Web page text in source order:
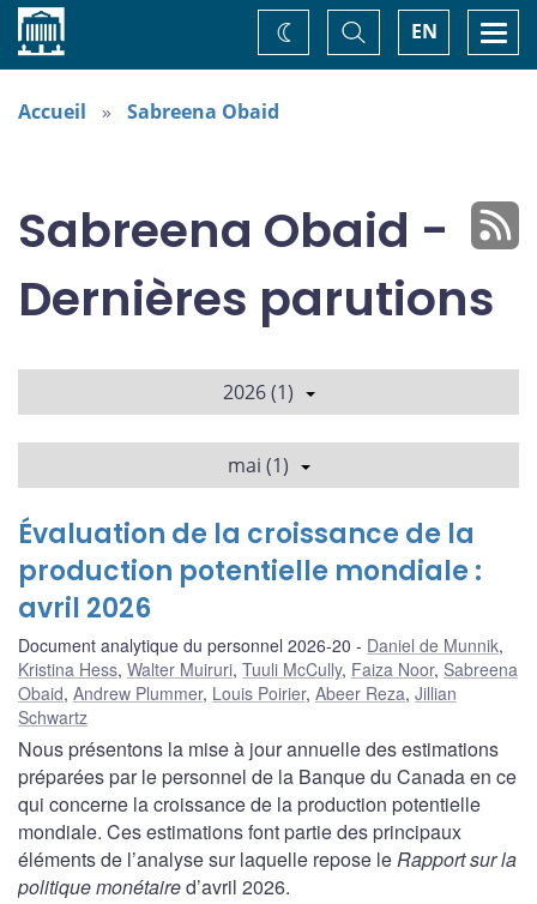
Accueil EN
Basculer
la
recherche
Changez
de
Accueil Sabreena Obaid
Sabreena Obaid -
Dernières parutions
2026 (1)
mai (1)
Évaluation de la croissance de la
production potentielle mondiale :
avril 2026
Document analytique du personnel 2026-20 Daniel de Munnik,
Kristina Hess, Walter Muiruri, Tuuli McCully, Faiza Noor, Sabreena
Obaid, Andrew Plummer, Louis Poirier, Abeer Reza, Jillian
Schwartz
Nous présentons la mise à jour annuelle des estimations
préparées par le personnel de la Banque du Canada en ce
qui concerne la croissance de la production potentielle
mondiale. Ces estimations font partie des principaux
éléments de l’analyse sur laquelle repose leRapport sur la
politique monétaired’avril 2026.